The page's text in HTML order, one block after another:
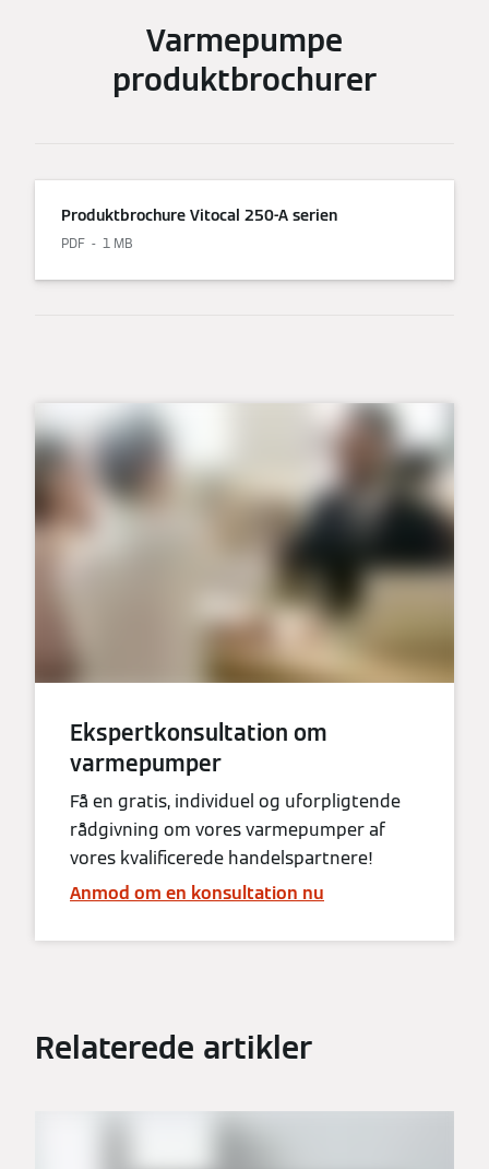
Varmepumpe
produktbrochurer
Produktbrochure Vitocal 250-A serien
PDF 1 MB
Ekspertkonsultation om
varmepumper
Få en gratis, individuel og uforpligtende
rådgivning om vores varmepumper af
vores kvalificerede handelspartnere!
Anmod om en konsultation nu
Relaterede artikler